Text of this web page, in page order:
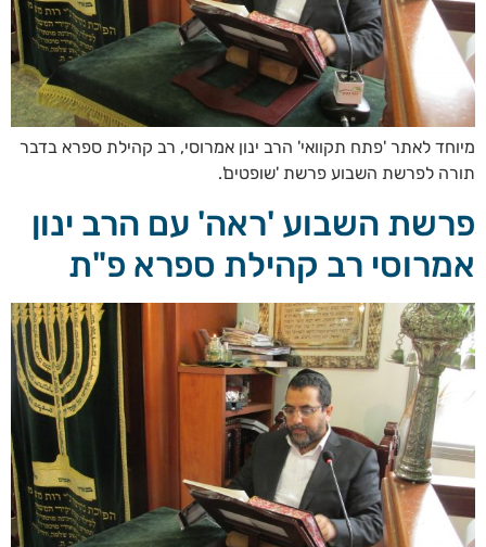
מיוחד לאתר 'פתח תקוואי' הרב ינון אמרוסי, רב קהילת ספרא בדבר
תורה לפרשת השבוע פרשת 'שופטים'.
פרשת השבוע 'ראה' עם הרב ינון
אמרוסי רב קהילת ספרא פ"ת